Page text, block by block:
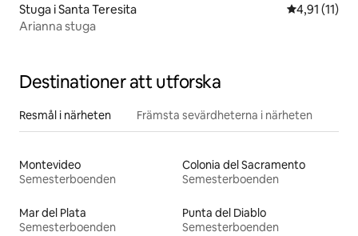
Stuga i Santa Teresita 4,91 av 5 i
4,91 (11)
Arianna stuga
Destinationer att utforska
Resmål i närheten Främsta sevärdheterna i närheten
Montevideo
Semesterboenden
Colonia del Sacramento
Semesterboenden
Mar del Plata
Semesterboenden
Punta del Diablo
Semesterboenden